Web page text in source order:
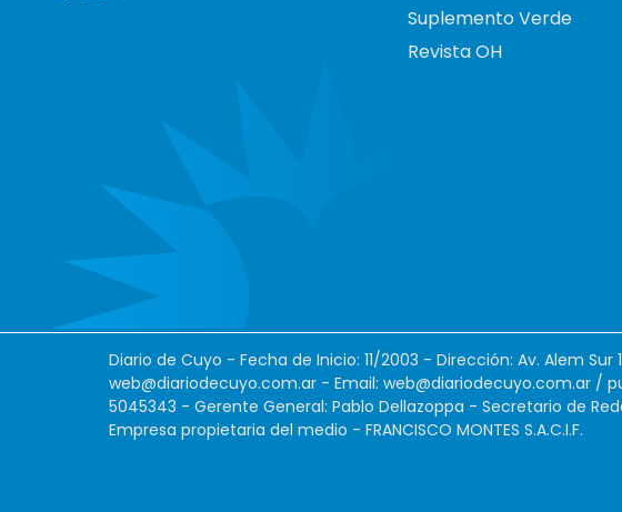
Suplemento Verde
Revista OH
Diario de Cuyo - Fecha de Inicio: 11/2003 - Dirección: Av. Alem
web@diariodecuyo.com.ar - Email: web@diariodecuyo.com.ar /
5045343 - Gerente General: Pablo Dellazoppa - Secretario de
Empresa propietaria del medio - FRANCISCO MONTES S.A.C.I.F.